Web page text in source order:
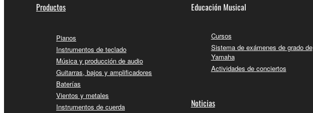
Productos
Pianos
Instrumentos de teclado
Música y producción de audio
Guitarras, bajos y amplificadores
Baterías
Vientos y metales
Instrumentos de cuerda
Educación Musical
Cursos
Sistema de exámenes de grado de
Yamaha
Actividades de conciertos
Noticias